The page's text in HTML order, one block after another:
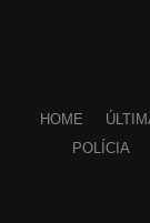
HOME
POLÍCIA